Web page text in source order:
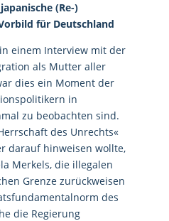
(Re-)
für Deutschland
einem Interview mit der
als Mutter aller
dies ein Moment der
in
zu beobachten sind.
des Unrechts«
darauf hinweisen wollte,
Merkels, die illegalen
Grenze zurückweisen
des
die Regierung